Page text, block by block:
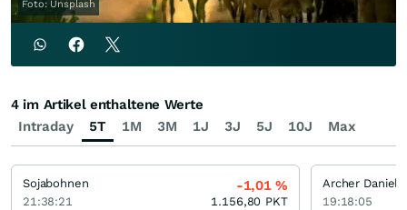
Foto: Unsplash
Intraday 5T 1M 3M 1J 3J 5J 10J Max
4 im Artikel enthaltene Werte
Sojabohnen
21:38:21
-1,01%
1.156,80 PKT 19:18:05